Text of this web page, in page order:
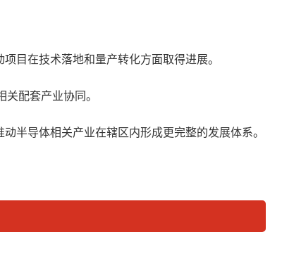
目在技术落地和量产转化方面取得进展。
配套产业协同。
半导体相关产业在辖区内形成更完整的发展体系。